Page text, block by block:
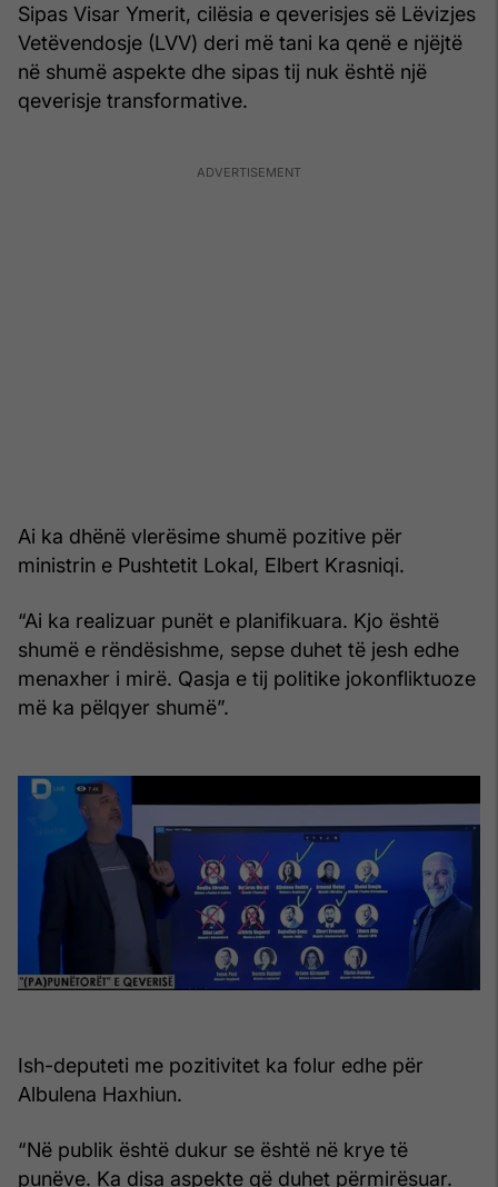
Sipas Visar Ymerit, cilësia e qeverisjes së Lëvizjes
Vetëvendosje (LVV) deri më tani ka qenë e njëjtë
në shumë aspekte dhe sipas tij nuk është një
qeverisje transformative.
Ai ka dhënë vlerësime shumë pozitive për
ministrin e Pushtetit Lokal, Elbert Krasniqi.
“Ai ka realizuar punët e planifikuara. Kjo është
shumë e rëndësishme, sepse duhet të jesh edhe
menaxher i mirë. Qasja e tij politike jokonfliktuoze
më ka pëlqyer shumë”.
Ish-deputeti me pozitivitet ka folur edhe për
Albulena Haxhiun.
“Në publik është dukur se është në krye të
punëve. Ka disa aspekte që duhet përmirësuar.